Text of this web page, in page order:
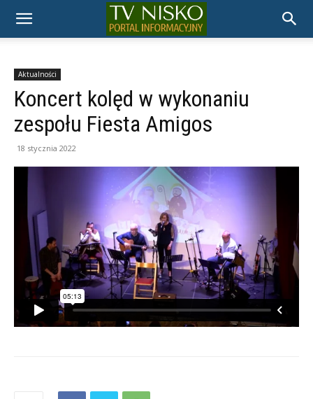
TELEWIZJA
NISKO
Aktualności
Koncert kolęd w wykonaniu
zespołu Fiesta Amigos
18 stycznia 2022